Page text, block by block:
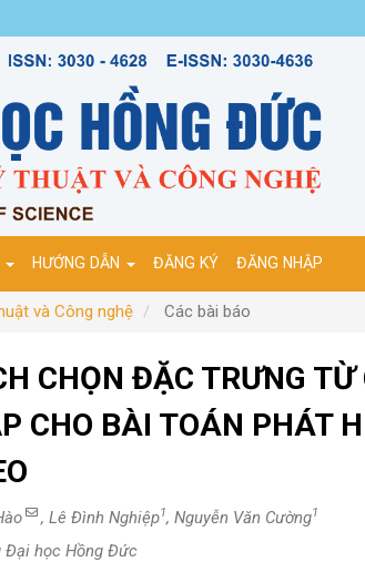
HƯỚNG DẪN ĐĂNG KÝ ĐĂNG NHẬP
và Công nghệ Các bài báo
CHỌN ĐẶC TRƯNG
CHO BÀI TOÁN PHÁT
, Lê Đình Nghiệp1, Nguyễn Văn Cường1
Đại học Hồng Đức